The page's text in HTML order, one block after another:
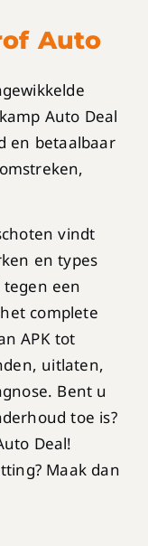
Auto
Auto Deal
en betaalbaar
vindt
en types
een
complete
APK tot
uitlaten,
Bent u
toe is?
Deal!
Maak dan